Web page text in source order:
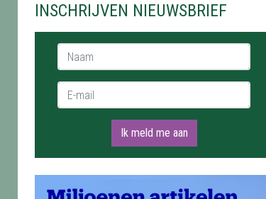
INSCHRIJVEN NIEUWSBRIEF
Naam *
E-mail *
Ik meld me aan